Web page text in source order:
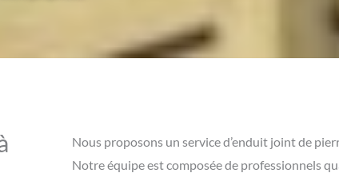
Nous proposons un service d’enduit joint de
Notre équipe est composée de professionnels